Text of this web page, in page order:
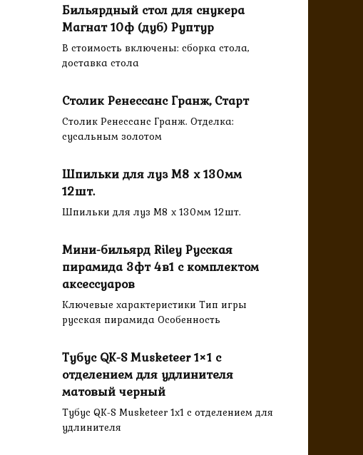
Бильярдный стол для снукера
Магнат 10ф (дуб) Руптур
В стоимость включены: сборка стола,
доставка стола
Столик Ренессанс Гранж, Старт
Столик Ренессанс Гранж. Отделка:
сусальным золотом
Шпильки для луз M8 x 130мм
12шт.
Шпильки для луз M8 x 130мм 12шт.
Мини-бильярд Riley Русская
пирамида 3фт 4в1 с комплектом
аксессуаров
Ключевые характеристики Тип игры
русская пирамида Особенность
Тубус QK-S Musketeer 1×1 с
отделением для удлинителя
матовый черный
Тубус QK-S Musketeer 1x1 с отделением для
удлинителя